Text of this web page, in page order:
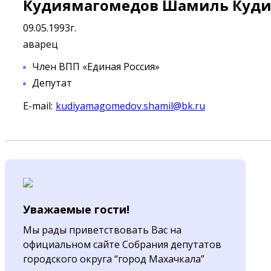
Кудиямагомедов Шамиль
09.05.1993г.
аварец
Член ВПП «Единая Россия»
Депутат
E-mail: kudiyamagomedov.shamil@bk.ru
Уважаемые гости!
Мы рады приветствовать Вас на
официальном сайте Собрания депутатов
городского округа “город Махачкала”